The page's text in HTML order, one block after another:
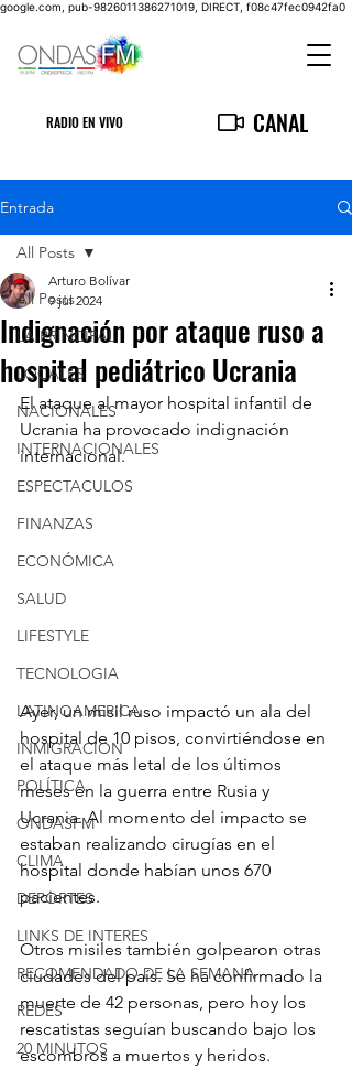
google.com, pub-9826011386271019, DIRECT, f08c47fec0942fa0
RADIO EN VIVO CANAL
Entrada
All Posts
LA PRINCIPAL
LOCALES
NACIONALES
INTERNACIONALES
ESPECTACULOS
FINANZAS
ECONÓMICA
SALUD
LIFESTYLE
TECNOLOGIA
LATINOAMERICA
INMIGRACION
POLÍTICA
ONDASFM
CLIMA
DEPORTES
LINKS DE INTERES
RECOMENDADO DE LA SEMANA
REDES
20 MINUTOS
All Posts
Indignación por ataque ruso a
hospital pediátrico Ucrania
Arturo Bolívar
9 jul 2024
El ataque al mayor hospital infantil de
Ucrania ha provocado indignación
internacional.
Ayer, un misil ruso impactó un ala del
hospital de 10 pisos, convirtiéndose en
el ataque más letal de los últimos
meses en la guerra entre Rusia y
Ucrania. Al momento del impacto se
estaban realizando cirugías en el
hospital donde habían unos 670
pacientes.
Otros misiles también golpearon otras
ciudades del país. Se ha confirmado la
muerte de 42 personas, pero hoy los
rescatistas seguían buscando bajo los
escombros a muertos y heridos.